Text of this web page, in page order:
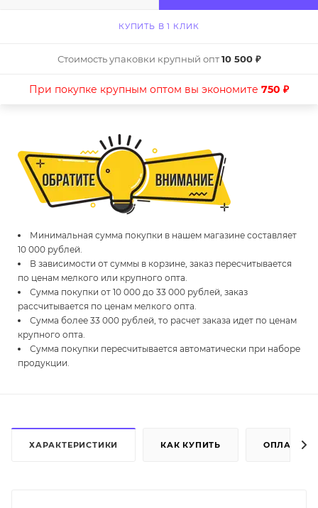
КУПИТЬ В 1 КЛИК
Стоимость упаковки крупный опт10 500 ₽
При покупке крупным оптом вы экономите 750 ₽
Минимальная сумма покупки в нашем магазине составляет
10 000 рублей.
В зависимости от суммы в корзине, заказ пересчитывается
по ценам мелкого или крупного опта.
Сумма покупки от 10 000 до 33 000 рублей, заказ
рассчитывается по ценам мелкого опта.
Сумма более 33 000 рублей, то расчет заказа идет по ценам
крупного опта.
Сумма покупки пересчитывается автоматически при наборе
продукции.
ХАРАКТЕРИСТИКИ КАК КУПИТЬ ОПЛАТА